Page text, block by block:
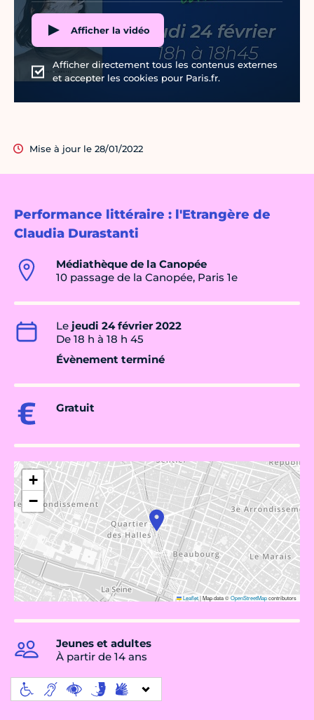
Performance littéraire : l'Etrangère de
Claudia Durastanti
Médiathèque de la Canopée
10 passage de la Canopée, Paris 1e
Le jeudi 24 février 2022
De 18 h à 18 h 45
Évènement terminé
Gratuit
+
−
Leaflet|Map data ©OpenStreetMapcontributors
Jeunes et adultes
À partir de 14 ans
Afficher la vidéo
Afficher directement tous les contenus externes
et accepter les cookies pour Paris.fr.
Mise à jour le 28/01/2022